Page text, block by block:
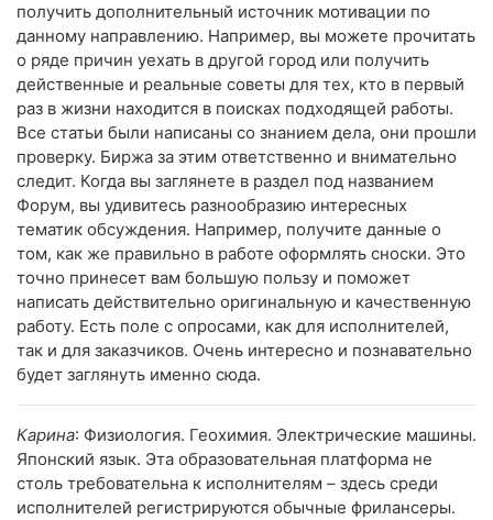
получить дополнительный источник мотивации по
данному направлению. Например, вы можете прочитать
о ряде причин уехать в другой город или получить
действенные и реальные советы для тех, кто в первый
раз в жизни находится в поисках подходящей работы.
Все статьи были написаны со знанием дела, они прошли
проверку. Биржа за этим ответственно и внимательно
следит. Когда вы заглянете в раздел под названием
Форум, вы удивитесь разнообразию интересных
тематик обсуждения. Например, получите данные о
том, как же правильно в работе оформлять сноски. Это
точно принесет вам большую пользу и поможет
написать действительно оригинальную и качественную
работу. Есть поле с опросами, как для исполнителей,
так и для заказчиков. Очень интересно и познавательно
будет заглянуть именно сюда.
Карина: Физиология. Геохимия. Электрические машины.
Японский язык. Эта образовательная платформа не
столь требовательна к исполнителям – здесь среди
исполнителей регистрируются обычные фрилансеры.